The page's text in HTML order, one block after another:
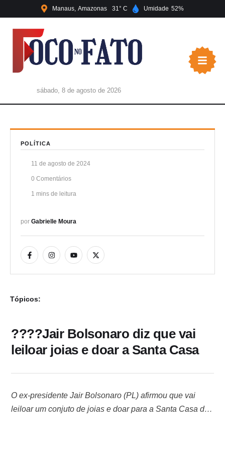
Manaus Amazonas 31 Umidade 52
sábado, 8 de agosto de 2026
POLÍTICA
11 de agosto de 2024
0 Comentários
1 mins de leitura
por Gabrielle Moura
Tópicos:
????Jair Bolsonaro diz que vai
leiloar joias e doar a Santa Casa
O ex-presidente Jair Bolsonaro (PL) afirmou que vai
leiloar um conjuto de joias e doar para a Santa Casa de